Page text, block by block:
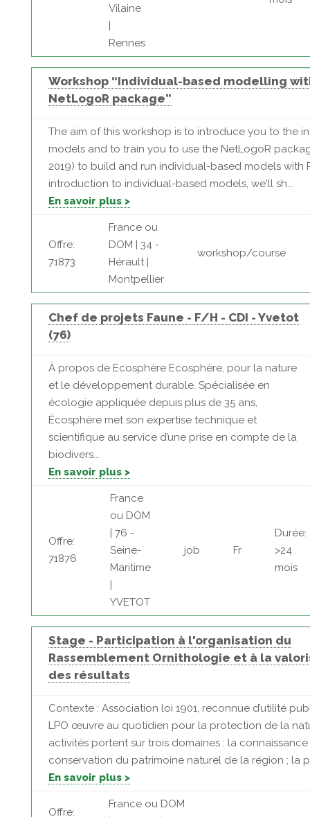
Vilaine
|
Rennes
Workshop “Individual-based modelling
NetLogoR package”
The aim of this workshop is to introduce you to the
models and to train you to use the NetLogoR
2019) to build and run individual-based models with
introduction to individual-based models, we'll sh...
En savoir plus >
Offre:
71873
France ou
DOM | 34 -
Hérault |
Montpellier
workshop/course
Chef de projets Faune - F/H - CDI - Yvetot
(76)
À propos de Ecosphère Ecosphère, pour la nature
et le développement durable. Spécialisée en
écologie appliquée depuis plus de 35 ans,
Écosphère met son expertise technique et
scientifique au service d’une prise en compte de la
biodivers...
En savoir plus >
Offre:
71876
France
ou DOM
| 76 -
Seine-
Maritime
|
YVETOT
job Fr
Durée:
>24
mois
Stage - Participation à l'organisation du
Rassemblement Ornithologie et à la
des résultats
Contexte : Association loi 1901, reconnue d’utilité
LPO œuvre au quotidien pour la protection de la
activités portent sur trois domaines : la
conservation du patrimoine naturel de la région ; la
En savoir plus >
Offre:
France ou DOM